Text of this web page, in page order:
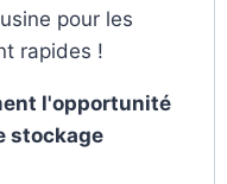
pour les
rapides !
l'opportunité
stockage